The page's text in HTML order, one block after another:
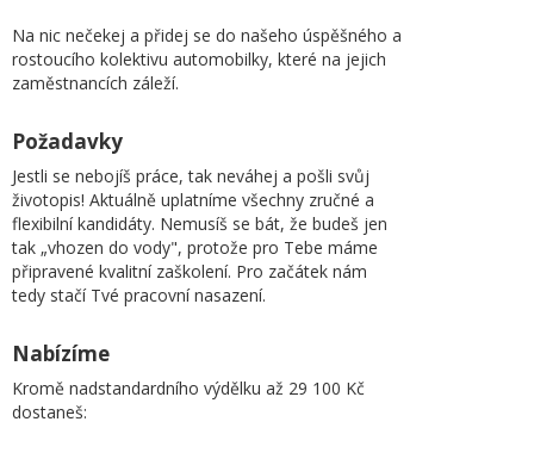
Na nic nečekej a přidej se do našeho úspěšného a
rostoucího kolektivu automobilky, které na jejich
zaměstnancích záleží.
Požadavky
Jestli se nebojíš práce, tak neváhej a pošli svůj
životopis! Aktuálně uplatníme všechny zručné a
flexibilní kandidáty. Nemusíš se bát, že budeš jen
tak „vhozen do vody", protože pro Tebe máme
připravené kvalitní zaškolení. Pro začátek nám
tedy stačí Tvé pracovní nasazení.
Nabízíme
Kromě nadstandardního výdělku až 29 100 Kč
dostaneš: